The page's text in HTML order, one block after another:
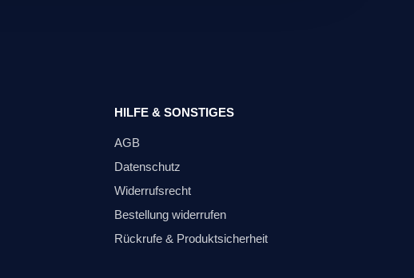
HILFE & SONSTIGES
AGB
Datenschutz
Widerrufsrecht
Bestellung widerrufen
Rückrufe & Produktsicherheit